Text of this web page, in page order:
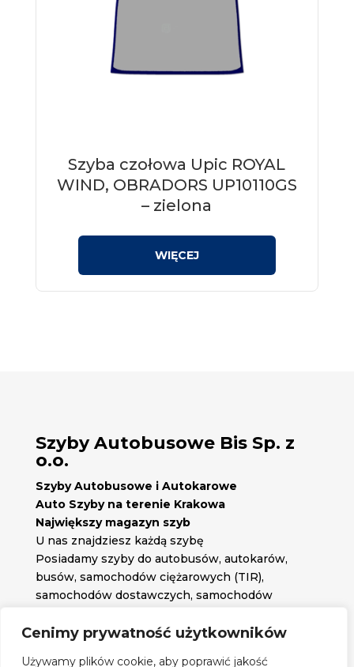
Cenimy prywatność użytkowników
Używamy plików cookie, aby poprawić jakość
Szyba czołowa Upic ROYAL
WIND, OBRADORS UP10110GS
– zielona
Szyby Autobusowe Bis Sp. z
o.o.
Szyby Autobusowe i Autokarowe
Auto Szyby na terenie Krakowa
Największy magazyn szyb
U nas znajdziesz każdą szybę
Posiadamy szyby do autobusów, autokarów,
busów, samochodów ciężarowych (TIR),
samochodów dostawczych, samochodów
potrzebujesz.
Znajdź nas na: 